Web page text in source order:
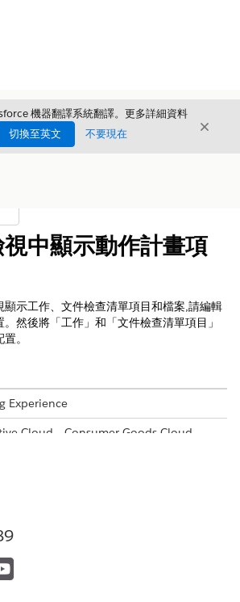
機器翻譯系統翻譯。更多詳細資料
切換至英文 不要現在 結束
中顯示動作計畫項
示工作、文件檢查清單項目和檔案,請編輯
。然後將「工作」和「文件檢查清單項目」
。
Experience
Cloud、Consumer Goods Cloud、
、Nonprofit Cloud 和 Public Sector
: